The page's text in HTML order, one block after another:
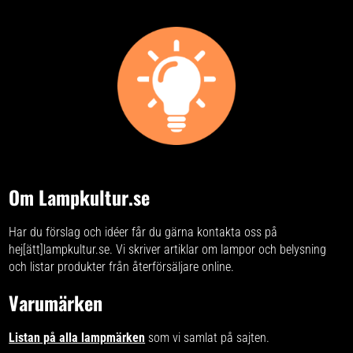
riktat ljus med en viss ljusstyrka.
Den alabasterliknande
strålkastarskålen är infälld i
armaturens övre del på ett sådant
sätt att den nästan uteslutande
avger sitt ljus indirekt in i rummet,
vilket gör att atmosfären i rummet
känns mysig och inbjudande.
Dessutom kan ljusstyrkan för båda
ljuskällorna - uplight-golvlampan
och läslampan - justeras. För
Om Lampkultur.se
Har du förslag och idéer får du gärna kontakta oss på
hej[ätt]lampkultur.se. Vi skriverartiklar om lampor och belysning
och listar produkter från återförsäljare online.
Varumärken
Listan på alla lampmärken som vi samlat på sajten.